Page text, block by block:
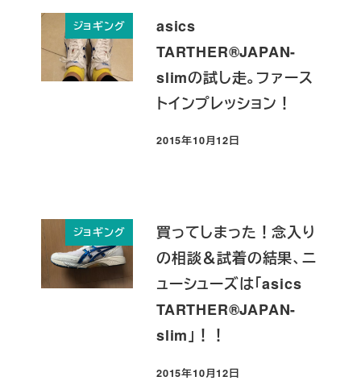
ジョギング
asics
TARTHER®JAPAN-
slimの試し走。ファース
トインプレッション！
投稿日
2015年10月12日
ジョギング
買ってしまった！念入り
の相談＆試着の結果、ニ
ューシューズは「asics
TARTHER®JAPAN-
slim」！！
投稿日
2015年10月12日